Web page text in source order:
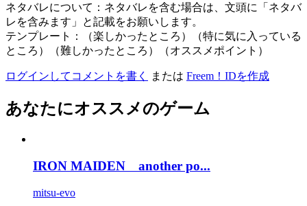
ネタバレについて：ネタバレを含む場合は、文頭に「ネタバ
レを含みます」と記載をお願いします。
テンプレート：（楽しかったところ）（特に気に入っている
ところ）（難しかったところ）（オススメポイント）
ログインしてコメントを書く または Freem！IDを作成
あなたにオススメのゲーム
IRON MAIDEN another po...
mitsu-evo